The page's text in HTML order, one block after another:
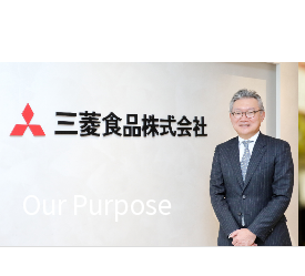
Our Purpose